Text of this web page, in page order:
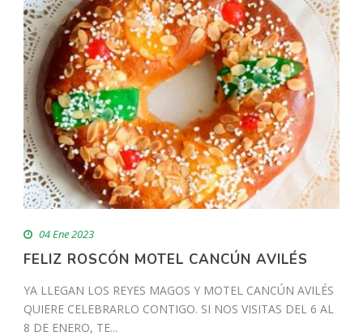
04 Ene 2023
FELIZ ROSCÓN MOTEL CANCÚN AVILÉS
YA LLEGAN LOS REYES MAGOS Y MOTEL CANCÚN AVILÉS
QUIERE CELEBRARLO CONTIGO. SI NOS VISITAS DEL 6 AL
8 DE ENERO, TE...